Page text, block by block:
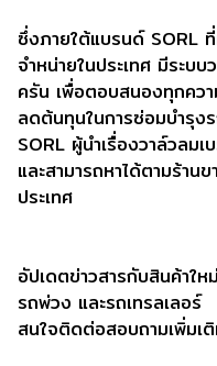
ซึ่งภายใต้แบรนด์ SORL
จำหน่ายในประเทศ มีระบ
ครัน เพื่อตอบสนองทุกคว
ลดต้นทุนในการซ่อมบำรุง
SORL ผู้นำเรื่องวาล์วลม
และสามารถหาได้ตามร้า
ประเทศ
อัปเดตข่าวสารกับสินค้าให
รถพ่วง และรถเทรลเลอร์
สนใจติดต่อสอบถามเพิ่มเ